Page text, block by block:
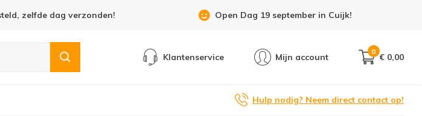
zelfde dag verzonden! Open Dag 19 september in Cuijk!
Klantenservice Mijn account
0
€ 0,00
Hulp nodig? Neem direct contact op!